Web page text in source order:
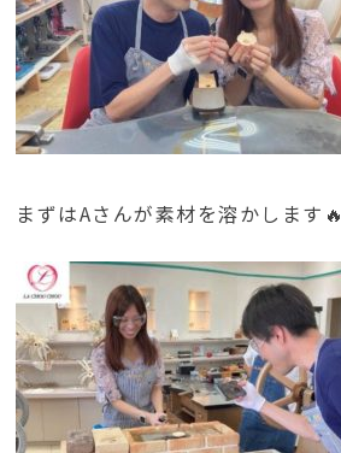
まずはAさんが素材を溶かします🔥